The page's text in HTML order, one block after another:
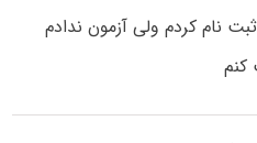
نام کردم ولی آزمون ندادم